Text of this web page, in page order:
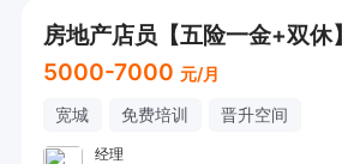
房地产店员【五险一金+双休】
5000-7000 元/月
宽城 免费培训 晋升空间
经理